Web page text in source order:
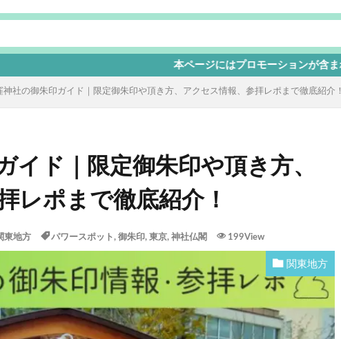
本ページにはプロモーションが含まれています
神社の御朱印ガイド｜限定御朱印や頂き方、アクセス情報、参拝レポまで徹底紹介！
イド｜限定御朱印や頂き方、
レポまで徹底紹介！
東地方 パワースポット, 御朱印, 東京, 神社仏閣 199View
関東地方